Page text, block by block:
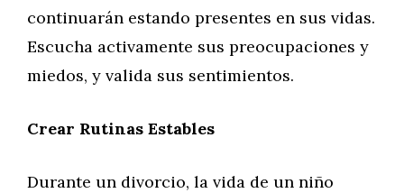
continuarán estando presentes en sus vidas.
Escucha activamente sus preocupaciones y
miedos, y valida sus sentimientos.
Crear Rutinas Estables
Durante un divorcio, la vida de un niño